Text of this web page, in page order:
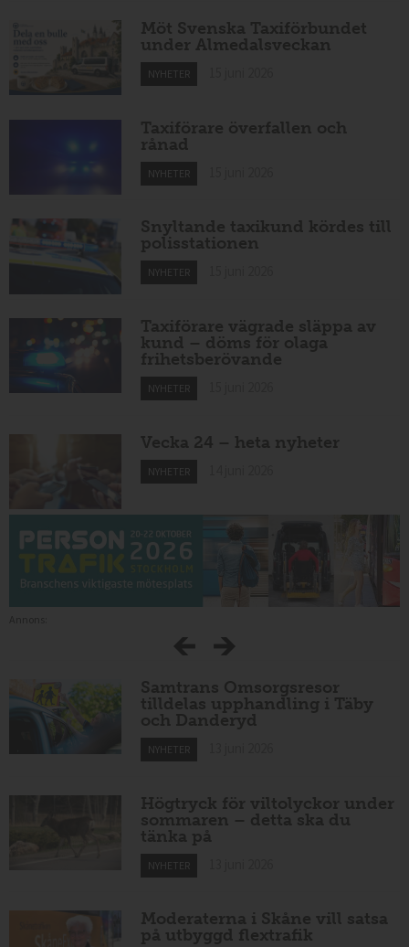
Möt Svenska Taxiförbundet
under Almedalsveckan
NYHETER
Taxiförare överfallen och
rånad
NYHETER
Snyltande taxikund kördes till
polisstationen
NYHETER
Taxiförare vägrade släppa av
kund – döms för olaga
frihetsberövande
NYHETER
Vecka 24 – heta nyheter
NYHETER
Samtrans Omsorgsresor
tilldelas upphandling i Täby
och Danderyd
NYHETER
Högtryck för viltolyckor under
sommaren – detta ska du
tänka på
NYHETER
Moderaterna i Skåne vill satsa
på utbyggd flextrafik